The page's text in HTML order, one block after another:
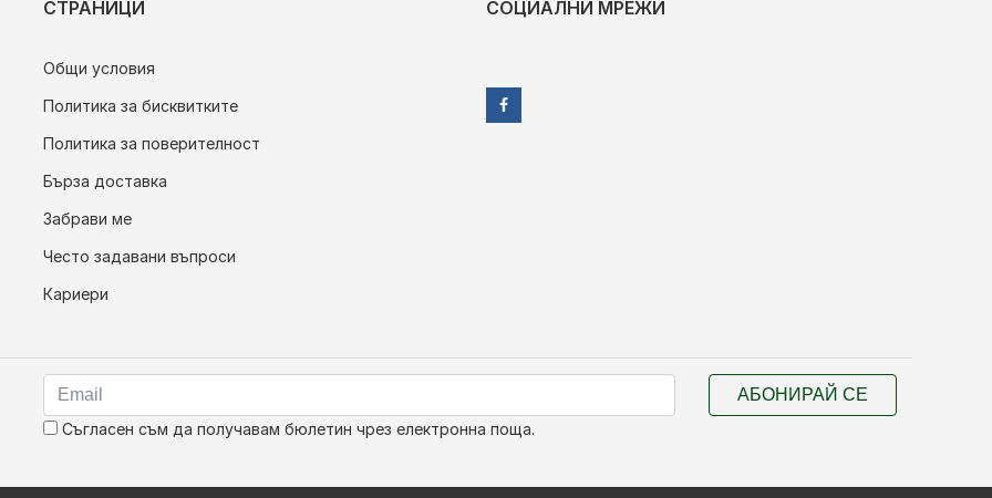
СТРАНИЦИ
Общи условия
Политика за бисквитките
Политика за поверителност
Бърза доставка
Забрави ме
Често задавани въпроси
Кариери
СОЦИАЛНИ МРЕЖИ
Съгласен съм да получавам бюлетин чрез електронна поща.
АБОНИРАЙ СЕ